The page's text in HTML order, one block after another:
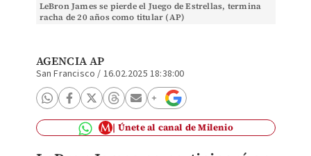
LeBron James se pierde el Juego de Estrellas, termina
racha de 20 años como titular (AP)
AGENCIA AP
San Francisco / 16.02.2025 18:38:00
Únete al canal de Milenio